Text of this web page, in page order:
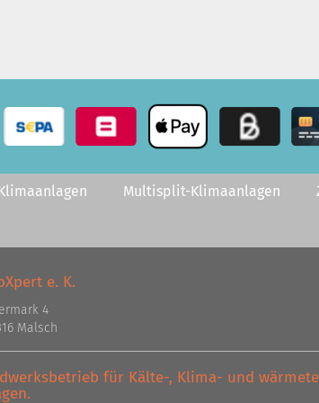
Multisplit-Klimaanlagen
e. K.
4
Malsch
für Kälte-, Klima- und